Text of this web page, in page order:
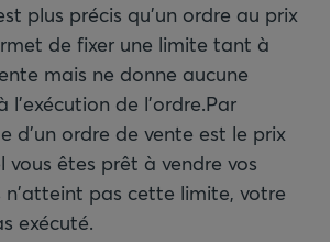
plus précis qu'un ordre au prix
de fixer une limite tant à
mais ne donne aucune
l'exécution de l'ordre.Par
d'un ordre de vente est le prix
vous êtes prêt à vendre vos
n'atteint pas cette limite, votre
exécuté.